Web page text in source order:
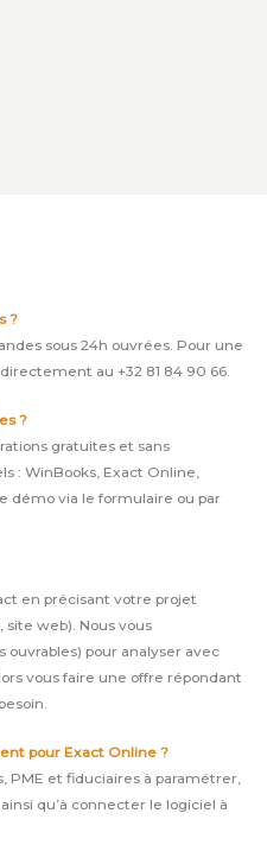
?
sous 24h ouvrées. Pour une
au +32 81 84 90 66.
?
gratuites et sans
: WinBooks, Exact Online,
démo via le formulaire ou par
en précisant votre projet
web). Nous vous
ouvrables) pour analyser avec
vous faire une offre répondant
pour Exact Online ?
PME et fiduciaires à paramétrer,
qu’à connecter le logiciel à